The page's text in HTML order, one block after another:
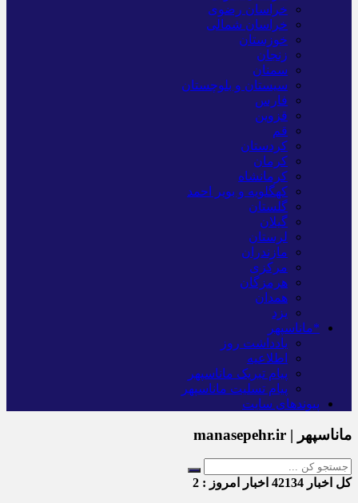
خراسان رضوی
خراسان شمالی
خوزستان
زنجان
سمنان
سیستان و بلوچستان
فارس
قزوین
قم
کردستان
کرمان
کرمانشاه
کهگلویه و بویر احمد
گلستان
گیلان
لرستان
مازندران
مرکزی
هرمزگان
همدان
یزد
*ماناسپهر
یادداشت روز
اطلاعیه
پیام تبریک ماناسپهر
پیام تسلیت ماناسپهر
پیوندهای سایت
ماناسپهر | manasepehr.ir
کل اخبار اخبار امروز : 2